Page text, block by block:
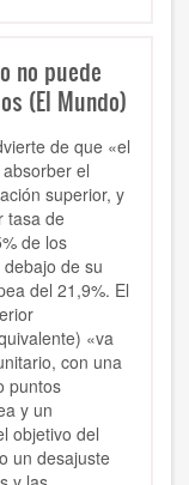
no puede
(El Mundo)
de que «el
el
superior, y
tasa de
de los
de su
del 21,9%. El
«va
con una
puntos
y un
objetivo del
un desajuste